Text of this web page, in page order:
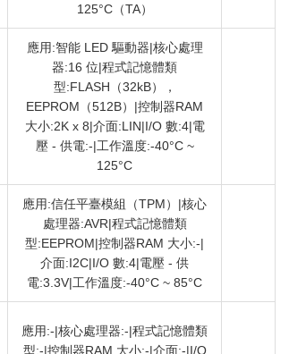
125°C（TA）
應用:智能 LED 驅動器|核心處理
器:16 位|程式記憶體類
型:FLASH（32kB），
EEPROM（512B）|控制器RAM
大小:2K x 8|介面:LIN|I/O 數:4|電
壓 - 供電:-|工作溫度:-40°C ~
125°C
應用:信任平臺模組（TPM）|核心
處理器:AVR|程式記憶體類
型:EEPROM|控制器RAM 大小:-|
介面:I2C|I/O 數:4|電壓 - 供
電:3.3V|工作溫度:-40°C ~ 85°C
應用:-|核心處理器:-|程式記憶體類
型:-|控制器RAM 大小:-|介面:-|I/O